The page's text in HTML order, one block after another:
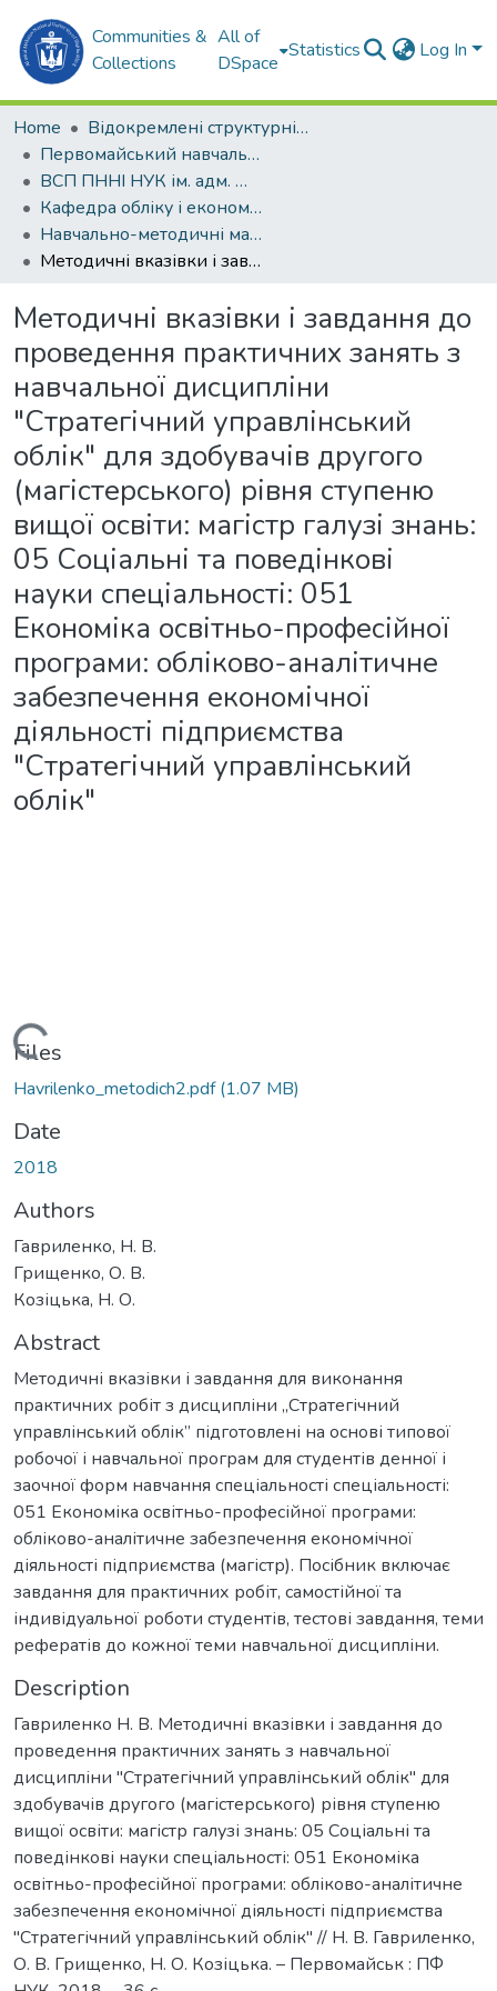
Communities &
Collections
All of
DSpace
Statistics Log In
Home
Відокремлені структурні підрозділи НУК ім. адм. Макарова
Первомайський навчально-науковий інститут НУК ім. адм. Макарова (ПННІ НУК)
ВСП ПННІ НУК ім. адм. Макарова
Кафедра обліку і економічного аналізу (ОЕА)
Навчально-методичні матеріали (ОЕА)
Методичні вказівки і завдання до проведення практичних занять з навчальної дисципліни "Стратегічний управлінський облік" для здобувачів другого (магістерського) рівня ступеню вищої освіти: магістр галузі знань: 05 Соціальні та поведінкові науки спеціальності: 051 Економіка освітньо-професійної програми: обліково-аналітичне забезпечення економічної діяльності підприємства "Стратегічний управлінський облік"
Методичні вказівки і завдання до
проведення практичних занять з
навчальної дисципліни
"Стратегічний управлінський
облік" для здобувачів другого
(магістерського) рівня ступеню
вищої освіти: магістр галузі знань:
05 Соціальні та поведінкові
науки спеціальності: 051
Економіка освітньо-професійної
програми: обліково-аналітичне
забезпечення економічної
діяльності підприємства
"Стратегічний управлінський
облік"
Loading...
Files
Havrilenko_metodich2.pdf(1.07 MB)
Date
2018
Authors
Гавриленко, Н. В.
Грищенко, О. В.
Козіцька, Н. О.
Abstract
Методичні вказівки і завдання для виконання
практичних робіт з дисципліни „Стратегічний
управлінський облік” підготовлені на основі типової
робочої і навчальної програм для студентів денної і
заочної форм навчання спеціальності спеціальності:
051 Економіка освітньо-професійної програми:
обліково-аналітичне забезпечення економічної
діяльності підприємства (магістр). Посібник включає
завдання для практичних робіт, самостійної та
індивідуальної роботи студентів, тестові завдання, теми
рефератів до кожної теми навчальної дисципліни.
Description
Гавриленко Н. В. Методичні вказівки і завдання до
проведення практичних занять з навчальної
дисципліни "Стратегічний управлінський облік" для
здобувачів другого (магістерського) рівня ступеню
вищої освіти: магістр галузі знань: 05 Соціальні та
поведінкові науки спеціальності: 051 Економіка
освітньо-професійної програми: обліково-аналітичне
забезпечення економічної діяльності підприємства
"Стратегічний управлінський облік" // Н. В. Гавриленко,
О. В. Грищенко, Н. О. Козіцька. – Первомайськ : ПФ